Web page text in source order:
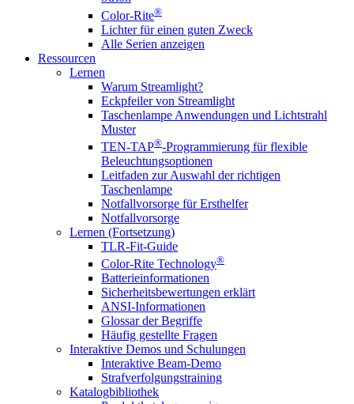
Color-Rite®
Lichter für einen guten Zweck
Alle Serien anzeigen
Ressourcen
Lernen
Warum Streamlight?
Eckpfeiler von Streamlight
Taschenlampe Anwendungen und Lichtstrahl
Muster
TEN-TAP®-Programmierung für flexible
Beleuchtungsoptionen
Leitfaden zur Auswahl der richtigen
Taschenlampe
Notfallvorsorge für Ersthelfer
Notfallvorsorge
Lernen (Fortsetzung)
TLR-Fit-Guide
Color-Rite Technology®
Batterieinformationen
Sicherheitsbewertungen erklärt
ANSI-Informationen
Glossar der Begriffe
Häufig gestellte Fragen
Interaktive Demos und Schulungen
Interaktive Beam-Demo
Strafverfolgungstraining
Katalogbibliothek